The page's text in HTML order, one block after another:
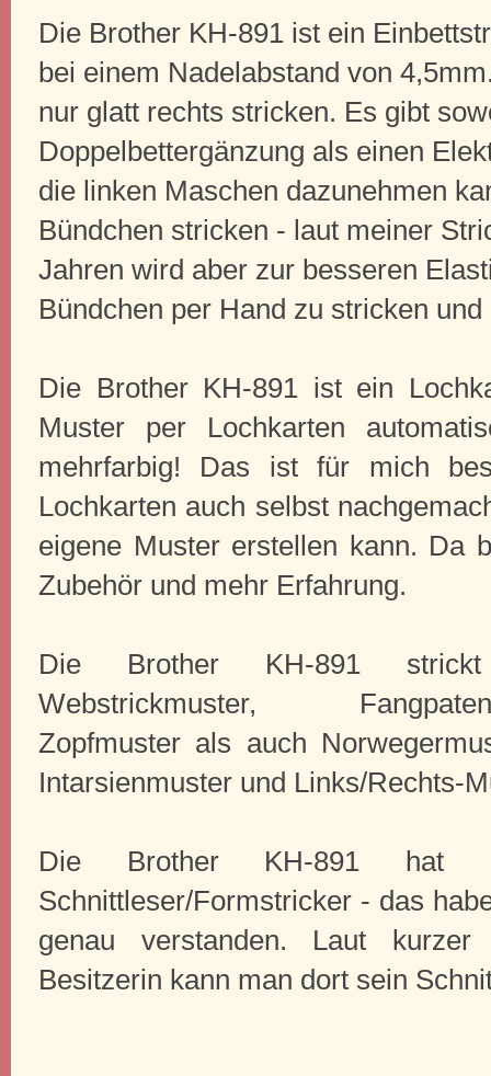
Die Brother KH-891 ist ein
bei einem Nadelabstand von
nur glatt rechts stricken. Es gibt
Doppelbettergänzung als einen
die linken Maschen dazunehmen
Bündchen stricken - laut meiner
Jahren wird aber zur besseren
Bündchen per Hand zu stricken
Die Brother KH-891 ist ein
Muster per Lochkarten
mehrfarbig! Das ist für mich
Lochkarten auch selbst
eigene Muster erstellen kann. Da
Zubehör und mehr Erfahrung.
Die Brother KH-891 strickt
Webstrickmuster,
Zopfmuster als auch
Intarsienmuster und Links/Rechts-
Die Brother KH-891 hat
Schnittleser/Formstricker - das
genau verstanden. Laut kurzer
Besitzerin kann man dort sein